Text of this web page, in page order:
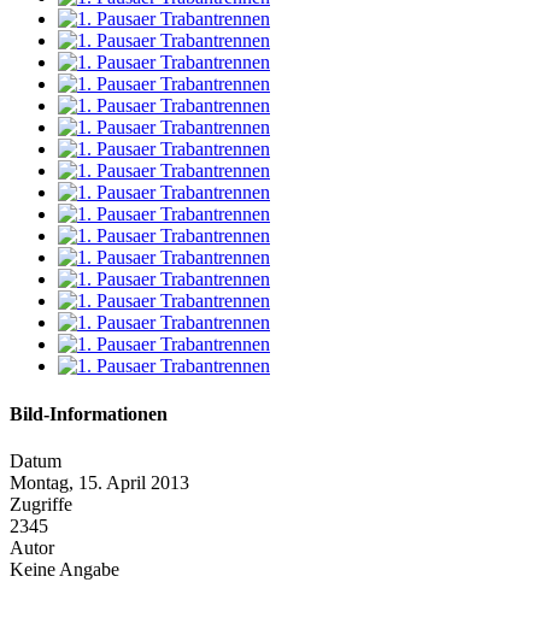
Bild-Informationen
Datum
Montag, 15. April 2013
Zugriffe
2345
Autor
Keine Angabe